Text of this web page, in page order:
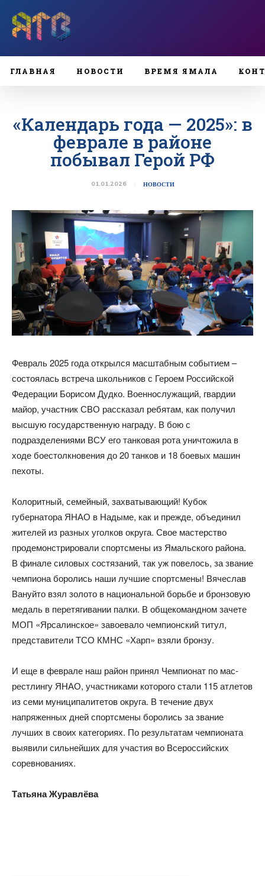
ГЛАВНАЯ НОВОСТИ ВРЕМЯ ЯМАЛА
«Календарь года — 2025»: в
феврале в районе
побывал Герой РФ
01.01.2026 НОВОСТИ
Февраль 2025 года открылся масштабным событием –
состоялась встреча школьников с Героем Российской
Федерации Борисом Дудко. Военнослужащий, гвардии
майор, участник СВО рассказал ребятам, как получил
высшую государственную награду. В бою с
подразделениями ВСУ его танковая рота уничтожила в
ходе боестолкновения до 20 танков и 18 боевых машин
пехоты.
Колоритный, семейный, захватывающий! Кубок
губернатора ЯНАО в Надыме, как и прежде, объединил
жителей из разных уголков округа. Свое мастерство
продемонстрировали спортсмены из Ямальского района.
В финале силовых состязаний, так уж повелось, за звание
чемпиона боролись наши лучшие спортсмены! Вячеслав
Вануйто взял золото в национальной борьбе и бронзовую
медаль в перетягивании палки. В общекомандном зачете
МОП «Ярсалинское» завоевало чемпионский титул,
представители ТСО КМНС «Харп» взяли бронзу.
И еще в феврале наш район принял Чемпионат по мас-
рестлингу ЯНАО, участниками которого стали 115 атлетов
из семи муниципалитетов округа. В течение двух
напряженных дней спортсмены боролись за звание
лучших в своих категориях. По результатам чемпионата
выявили сильнейших для участия во Всероссийских
соревнованиях.
Татьяна Журавлёва